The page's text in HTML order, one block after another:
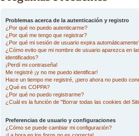
Problemas acerca de la autenticación y registro
¿Por qué no puedo autenticarme?
¿Por qué me tengo que registrar?
¿Por qué mi sesión de usuario expira
¿Cómo evito que mi nombre de usuario aparezca en
identificados?
¡Perdí mi contraseña!
Me registré ¡y no me puedo identificar!
Hace un tiempo me registré, ¡pero ahora no puedo
¿Qué es COPPA?
¿Por qué no puedo registrarme?
¿Cuál es la función de "Borrar todas las cookies del
Preferencias de usuario y configuraciones
¿Cómo se puede cambiar mi configuración?